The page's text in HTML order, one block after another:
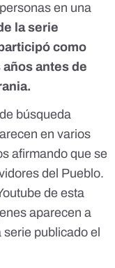
en una
la serie
como
antes de
búsqueda
en varios
afirmando que se
del Pueblo.
de esta
aparecen a
publicado el